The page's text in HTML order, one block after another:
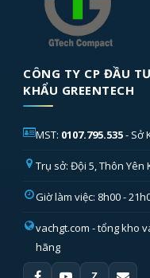
CÔNG TY CP ĐẦU
KHẨU GREENTECH
MST: 0107.795.535- Sở
Trụ sở: Đội 5, Thôn Yên
Giờ làm việc: 8h00 -
vachgt.com - tổng kho
hãng